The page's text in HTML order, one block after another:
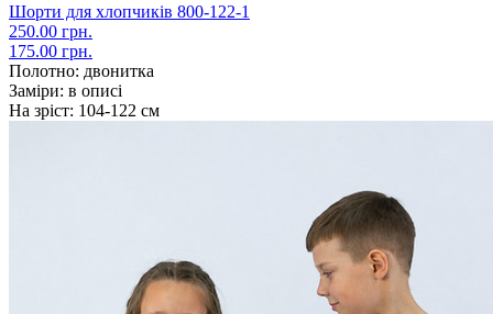
Шорти для хлопчиків 800-122-1
250.00 грн.
175.00 грн.
Полотно: двонитка
Заміри: в описі
На зріст: 104-122 см